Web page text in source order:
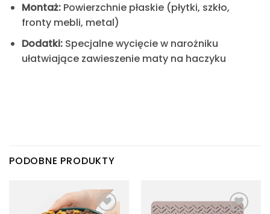
Montaż:Powierzchnie płaskie (płytki, szkło,
fronty mebli, metal)
Dodatki: Specjalne wycięcie w narożniku
ułatwiające zawieszenie maty na haczyku
PODOBNE PRODUKTY